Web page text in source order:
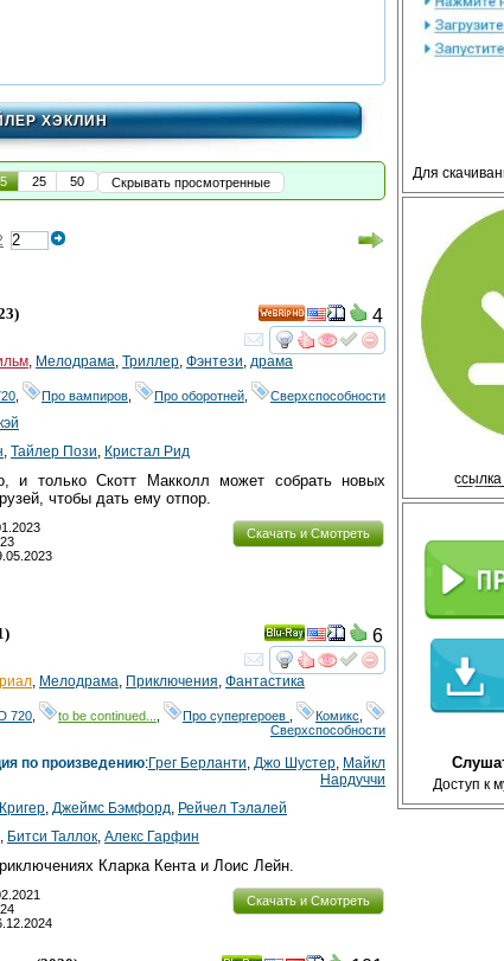
Для
Доступ к
ХЭКЛИН
25 50 Скрывать просмотренные
смотретьинтересует
HD
4
, Мелодрама, Триллер, Фэнтези, драма
Про вампиров Про оборотней Сверхспособности
, Тайлер Пози, Кристал Рид
и только Скотт Макколл может собрать новых
чтобы дать ему отпор.
Скачать и Смотреть
смотретьинтересует
Ray
6
, Мелодрама, Приключения, Фантастика
720 to be continued... Про супергероев Комикс
Сверхспособности
по произведению:Грег Берланти, Джо Шустер, Майкл
Нардуччи
, Джеймс Бэмфорд, Рейчел Тэлалей
, Битси Таллок, Алекс Гарфин
Кларка Кента и Лоис Лейн.
Скачать и Смотреть